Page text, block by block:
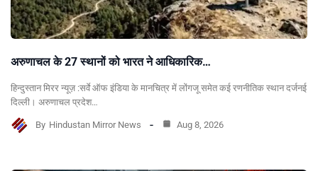
अरुणाचल के 27 स्थानों को भारत ने आधिकारिक…
हिन्दुस्तान मिरर न्यूज़ :सर्वे ऑफ इंडिया के मानचित्र में लोंगजू समेत कई रणनीतिक स्थान दर्जनई
दिल्ली। अरुणाचल प्रदेश…
By Hindustan Mirror News Aug 8, 2026